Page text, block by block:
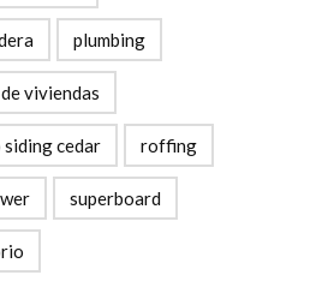
plumbing
viviendas
cedar roffing
superboard